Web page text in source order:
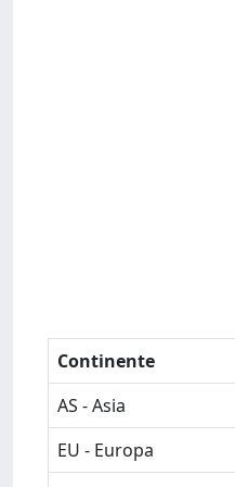
Continente
AS - Asia
EU - Europa